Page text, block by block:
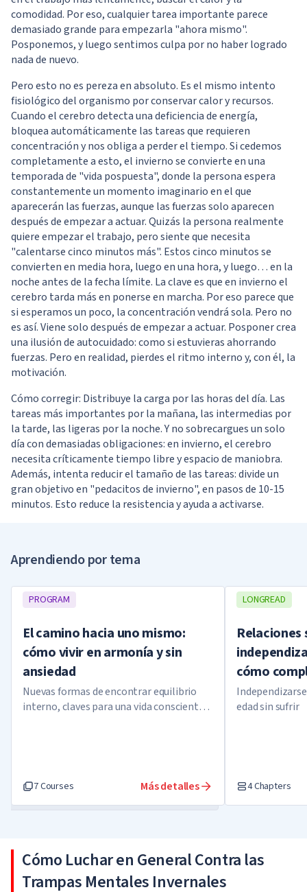
comodidad. Por eso, cualquier tarea importante parece
demasiado grande para empezarla "ahora mismo".
Posponemos, y luego sentimos culpa por no haber logrado
nada de nuevo.
Pero esto no es pereza en absoluto. Es el mismo intento
fisiológico del organismo por conservar calor y recursos.
Cuando el cerebro detecta una deficiencia de energía,
bloquea automáticamente las tareas que requieren
concentración y nos obliga a perder el tiempo. Si cedemos
completamente a esto, el invierno se convierte en una
temporada de "vida pospuesta", donde la persona espera
constantemente un momento imaginario en el que
aparecerán las fuerzas, aunque las fuerzas solo aparecen
después de empezar a actuar. Quizás la persona realmente
quiere empezar el trabajo, pero siente que necesita
"calentarse cinco minutos más". Estos cinco minutos se
convierten en media hora, luego en una hora, y luego… en la
noche antes de la fecha límite. La clave es que en invierno el
cerebro tarda más en ponerse en marcha. Por eso parece que
si esperamos un poco, la concentración vendrá sola. Pero no
es así. Viene solo después de empezar a actuar. Posponer crea
una ilusión de autocuidado: como si estuvieras ahorrando
fuerzas. Pero en realidad, pierdes el ritmo interno y, con él, la
motivación.
Cómo corregir: Distribuye la carga por las horas del día. Las
tareas más importantes por la mañana, las intermedias por
la tarde, las ligeras por la noche. Y no sobrecargues un solo
día con demasiadas obligaciones: en invierno, el cerebro
necesita críticamente tiempo libre y espacio de maniobra.
Además, intenta reducir el tamaño de las tareas: divide un
gran objetivo en "pedacitos de invierno", en pasos de 10-15
minutos. Esto reduce la resistencia y ayuda a activarse.
Aprendiendo por tema
PROGRAM
El camino hacia uno mismo:
cómo vivir en armonía y sin
ansiedad
Nuevas formas de encontrar equilibrio
interno, claves para una vida consciente
7 Courses Más detalles
LONGREAD
Relaciones
cómo
edad sin sufrir
4 Chapters
Cómo Luchar en General Contra las
Trampas Mentales Invernales